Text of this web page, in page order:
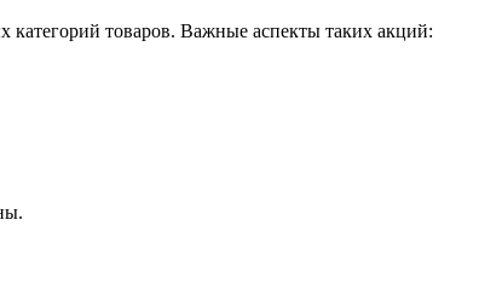
товаров. Важные аспекты таких акций: